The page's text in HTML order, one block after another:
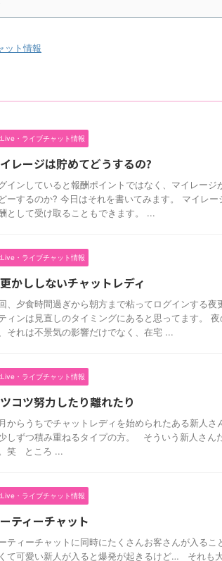
ット情報
・ライブチャット情報
レージは貯めてどうするの?
インしていると報酬ポイントではなく、マイレー
ーするのか? 今日はそれを書いてみます。 マイレ
として受け取ることもできます。 ...
・ライブチャット情報
かししないチャットレディ
、夕食時間過ぎから朝方まで粘ってログインする
ィンは見直しのタイミングにあると思ってます。
それは不景気の影響だけでなく、在宅 ...
・ライブチャット情報
コツ努力したり離れたり
からうちでチャットレディを始められたある新人さ
しずつ積み重ねるタイプの方。 そういう新人さん
笑 ところ ...
・ライブチャット情報
ティーチャット
ティーチャットに同時にたくさんお客さんが入るこ
て可愛い新人が入ると爆発が起きるけど… それも